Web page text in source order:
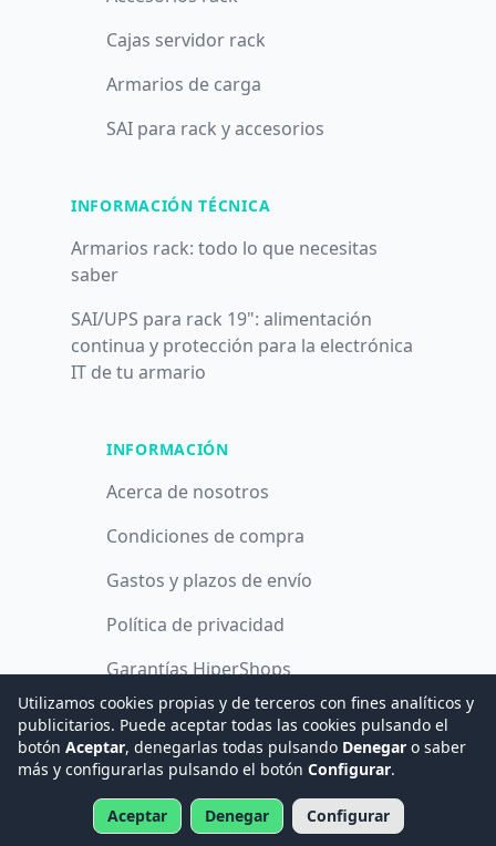
Cajas servidor rack
Armarios de carga
SAI para rack y accesorios
INFORMACIÓN TÉCNICA
Armarios rack: todo lo que necesitas
saber
SAI/UPS para rack 19": alimentación
continua y protección para la electrónica
IT de tu armario
INFORMACIÓN
Acerca de nosotros
Condiciones de compra
Gastos y plazos de envío
Política de privacidad
Garantías HiperShops
Política de cookies
© 2008 -2026Hogar Digital e Inmótica Ingenieros, S.L.
Utilizamos cookies propias y de terceros con fines analíticos y
publicitarios. Puede aceptar todas las cookies pulsando el
botón Aceptar, denegarlas todas pulsando Denegar o saber
más y configurarlas pulsando el botón Configurar.
Aceptar Denegar Configurar